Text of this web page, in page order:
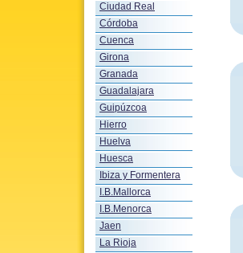
Ciudad Real
Córdoba
Cuenca
Girona
Granada
Guadalajara
Guipúzcoa
Hierro
Huelva
Huesca
Ibiza y Formentera
I.B.Mallorca
I.B.Menorca
Jaen
La Rioja